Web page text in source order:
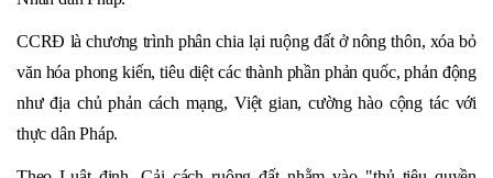
CCRĐ là chương trình phân chia lại ruộng đất ở nông thôn, xóa bỏ
văn hóa phong kiến, tiêu diệt các thành phần phản quốc, phản động
như địa chủ phản cách mạng, Việt gian, cường hào cộng tác với
thực dân Pháp.